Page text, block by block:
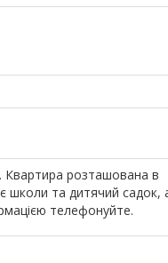
Квартира розташована в
школи та дитячий садок,
телефонуйте.